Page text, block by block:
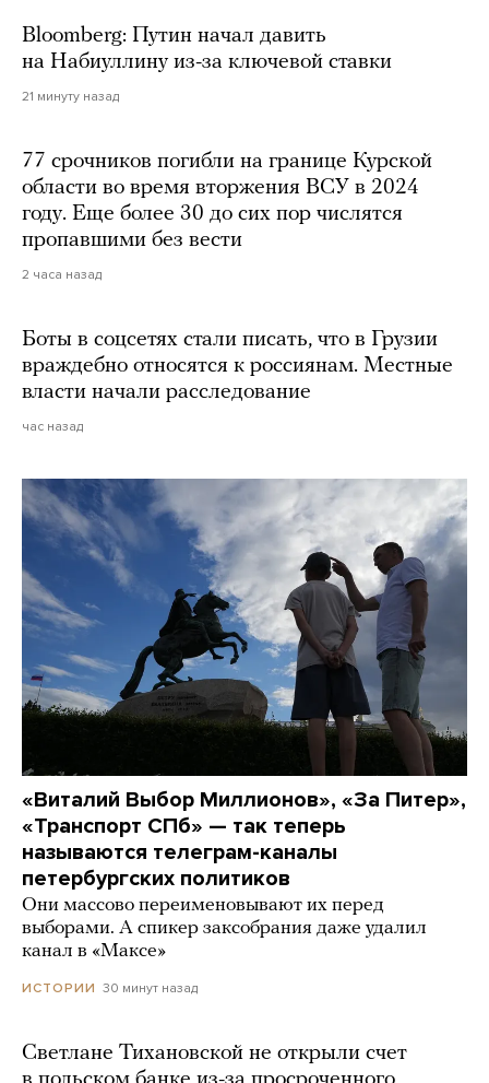
Bloomberg: Путин начал давить
на Набиуллину из-за ключевой ставки
21 минуту назад
77 срочников погибли на границе Курской
области во время вторжения ВСУ в 2024
году. Еще более 30 до сих пор числятся
пропавшими без вести
2 часа назад
Боты в соцсетях стали писать, что в Грузии
враждебно относятся к россиянам. Местные
власти начали расследование
час назад
«Виталий Выбор Миллионов», «За Питер»,
«Транспорт СПб» — так теперь
называются телеграм-каналы
петербургских политиков
Они массово переименовывают их перед
выборами. А спикер заксобрания даже удалил
канал в «Максе»
ИСТОРИИ 30 минут назад
Светлане Тихановской не открыли счет